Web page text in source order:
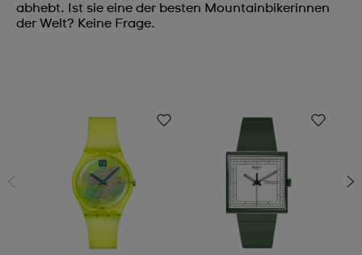
abhebt. Ist sie eine der besten Mountainbikerinnen
der Welt? Keine Frage.